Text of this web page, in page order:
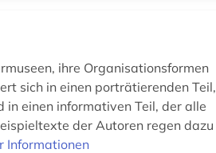
ihre Organisationsformen
sich in einen porträtierenden Teil,
in einen informativen Teil, der alle
der Autoren regen dazu
Informationen